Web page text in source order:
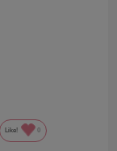
Like! 0